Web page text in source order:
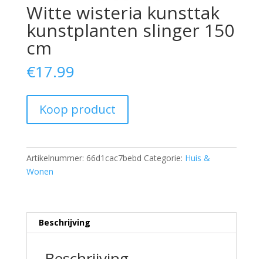
Witte wisteria kunsttak
kunstplanten slinger 150
cm
€17.99
Koop product
Artikelnummer: 66d1cac7bebd Categorie: Huis &
Wonen
Beschrijving